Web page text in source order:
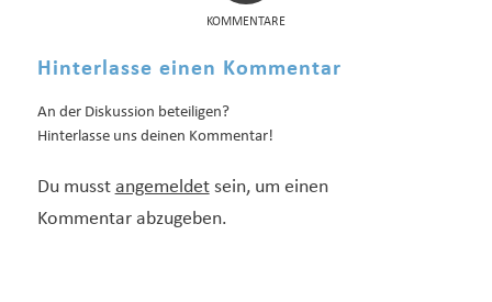
KOMMENTARE
Hinterlasse einen Kommentar
An der Diskussion beteiligen?
Hinterlasse uns deinen Kommentar!
Du musst angemeldetsein, um einen
Kommentar abzugeben.